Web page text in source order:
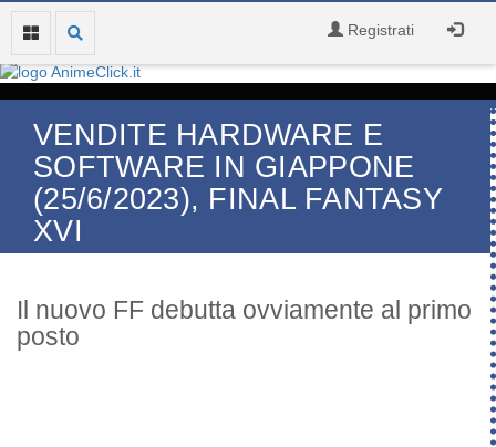
Registrati
VENDITE HARDWARE E
SOFTWARE IN GIAPPONE
(25/6/2023), FINAL FANTASY
XVI
Il nuovo FF debutta ovviamente al primo
posto